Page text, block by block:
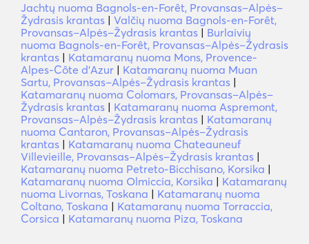
Jachtų nuoma Bagnols-en-Forêt, Provansas–Alpės–
Žydrasis krantas | Valčių nuoma Bagnols-en-Forêt,
Provansas–Alpės–Žydrasis krantas | Burlaivių
nuoma Bagnols-en-Forêt, Provansas–Alpės–Žydrasis
krantas | Katamaranų nuoma Mons, Provence-
Alpes-Côte d'Azur | Katamaranų nuoma Muan
Sartu, Provansas–Alpės–Žydrasis krantas |
Katamaranų nuoma Colomars, Provansas–Alpės–
Žydrasis krantas | Katamaranų nuoma Aspremont,
Provansas–Alpės–Žydrasis krantas | Katamaranų
nuoma Cantaron, Provansas–Alpės–Žydrasis
krantas | Katamaranų nuoma Chateauneuf
Villevieille, Provansas–Alpės–Žydrasis krantas |
Katamaranų nuoma Petreto-Bicchisano, Korsika |
Katamaranų nuoma Olmiccia, Korsika | Katamaranų
nuoma Livornas, Toskana | Katamaranų nuoma
Coltano, Toskana | Katamaranų nuoma Torraccia,
Corsica | Katamaranų nuoma Piza, Toskana